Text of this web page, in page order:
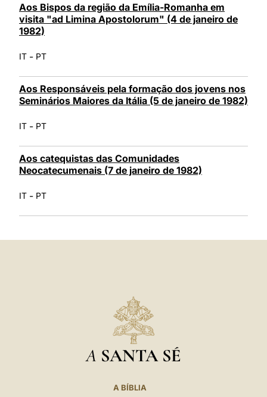
Aos Bispos da região da Emília-Romanha em
visita "ad Limina Apostolorum" (4 de janeiro de
1982)
IT - PT
Aos Responsáveis pela formação dos jovens nos
Seminários Maiores da Itália (5 de janeiro de 1982)
IT - PT
Aos catequistas das Comunidades
Neocatecumenais (7 de janeiro de 1982)
IT - PT
A SANTA SÉ
A BÍBLIA